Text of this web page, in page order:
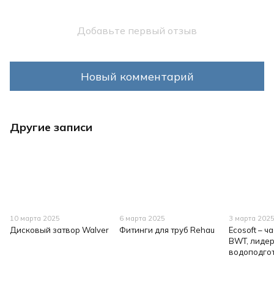
Добавьте первый отзыв
Новый комментарий
Другие записи
10 марта 2025
Дисковый затвор Walver
6 марта 2025
Фитинги для труб Rehau
3 марта
Ecosoft –
BWT,